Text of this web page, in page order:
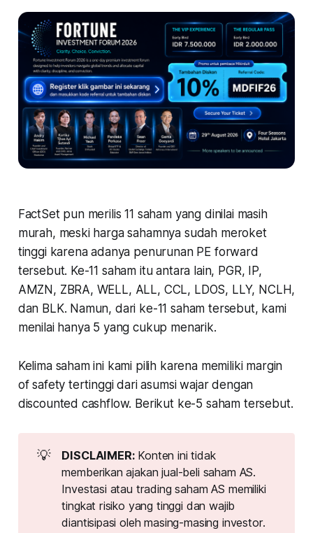
FactSet pun merilis 11 saham yang dinilai masih
murah, meski harga sahamnya sudah meroket
tinggi karena adanya penurunan PE forward
tersebut. Ke-11 saham itu antara lain, PGR, IP,
AMZN, ZBRA, WELL, ALL, CCL, LDOS, LLY, NCLH,
dan BLK. Namun, dari ke-11 saham tersebut, kami
menilai hanya 5 yang cukup menarik.
Kelima saham ini kami pilih karena memiliki margin
of safety tertinggi dari asumsi wajar dengan
discounted cashflow. Berikut ke-5 saham tersebut.
💡 DISCLAIMER: Konten ini tidak
memberikan ajakan jual-beli saham AS.
Investasi atau trading saham AS memiliki
tingkat risiko yang tinggi dan wajib
diantisipasi oleh masing-masing investor.